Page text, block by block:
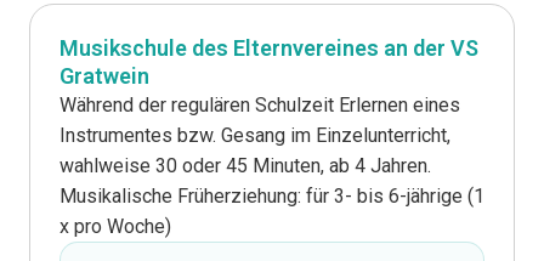
Musikschule des Elternvereines an der VS
Gratwein
Während der regulären Schulzeit Erlernen eines
Instrumentes bzw. Gesang im Einzelunterricht,
wahlweise 30 oder 45 Minuten, ab 4 Jahren.
Musikalische Früherziehung: für 3- bis 6-jährige (1
x pro Woche)